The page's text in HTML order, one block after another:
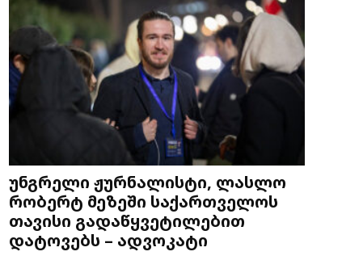
უნგრელი ჟურნალისტი, ლასლო
რობერტ მეზეში საქართველოს
თავისი გადაწყვეტილებით
დატოვებს – ადვოკატი